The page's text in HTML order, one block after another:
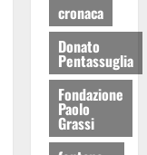
cronaca
Donato
Pentassuglia
Fondazione
Paolo
Grassi